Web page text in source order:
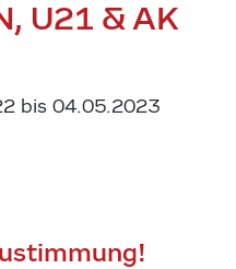
U21 & AK
bis 04.05.2023